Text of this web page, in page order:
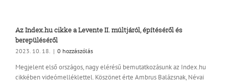
Az Index.hu cikke a Levente II. múltjáról, építéséről és
berepüléséről
2023. 10. 18. | 0 hozzászólás
Megjelent első országos, nagy elérésű bemutatkozásunk az Index.hu
cikkében videómelléklettel. Köszönet érte Ambrus Balázsnak, Névai